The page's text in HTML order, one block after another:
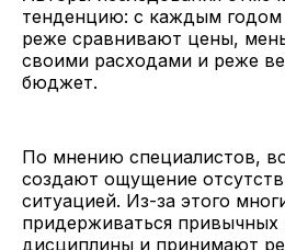
тенденцию: с каждым годом
реже сравнивают цены,
своими расходами и реже
бюджет.
По мнению специалистов,
создают ощущение
ситуацией. Из-за этого
придерживаться
дисциплины и принимают